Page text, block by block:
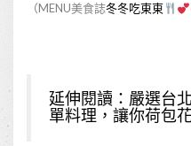
（MENU美食誌冬冬吃東東
延伸閱讀： 嚴選台
單料理，讓你荷包